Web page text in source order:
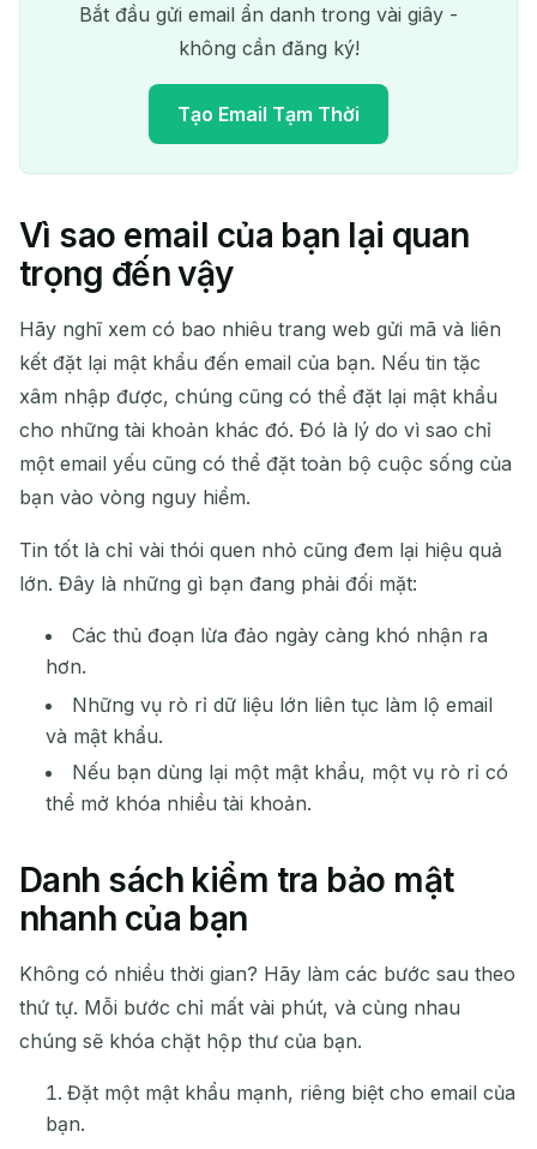
Bắt đầu gửi email ẩn danh trong vài giây -
không cần đăng ký!
Tạo Email Tạm Thời
Địa chỉ Email Tạm Thời của
Sao chép QR
Làm mới tiếp theo trong 15 giây
NGƯỜI GỬI
ĐỘNG
Đang chờ email đến...
Làm mới
Vì sao email của bạn lại quan
trọng đến vậy
Hãy nghĩ xem có bao nhiêu trang web gửi mã và liên
kết đặt lại mật khẩu đến email của bạn. Nếu tin tặc
xâm nhập được, chúng cũng có thể đặt lại mật khẩu
cho những tài khoản khác đó. Đó là lý do vì sao chỉ
một email yếu cũng có thể đặt toàn bộ cuộc sống của
bạn vào vòng nguy hiểm.
Tin tốt là chỉ vài thói quen nhỏ cũng đem lại hiệu quả
lớn. Đây là những gì bạn đang phải đối mặt:
Các thủ đoạn lừa đảo ngày càng khó nhận ra
hơn.
Những vụ rò rỉ dữ liệu lớn liên tục làm lộ email
và mật khẩu.
Nếu bạn dùng lại một mật khẩu, một vụ rò rỉ có
thể mở khóa nhiều tài khoản.
Danh sách kiểm tra bảo mật
nhanh của bạn
Không có nhiều thời gian? Hãy làm các bước sau theo
thứ tự. Mỗi bước chỉ mất vài phút, và cùng nhau
chúng sẽ khóa chặt hộp thư của bạn.
Đặt một mật khẩu mạnh, riêng biệt cho email của
bạn.